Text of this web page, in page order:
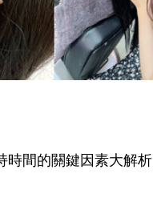
時間的關鍵因素大解